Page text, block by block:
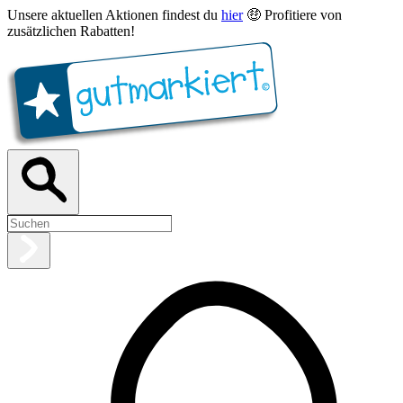
Unsere aktuellen Aktionen findest du hier🤑 Profitiere von
zusätzlichen Rabatten!